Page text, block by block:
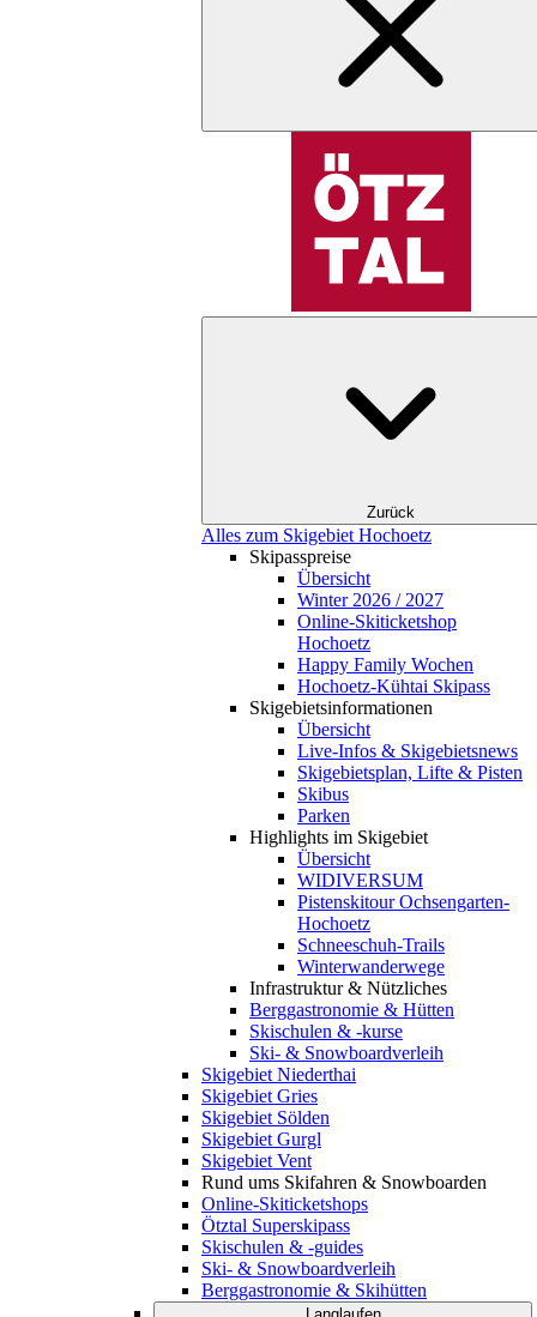
Zurück
Alles zum Skigebiet Hochoetz
Skipasspreise
Übersicht
Winter 2026 / 2027
Online-Skiticketshop
Hochoetz
Happy Family Wochen
Hochoetz-Kühtai Skipass
Skigebietsinformationen
Übersicht
Live-Infos & Skigebietsnews
Skigebietsplan, Lifte & Pisten
Skibus
Parken
Highlights im Skigebiet
Übersicht
WIDIVERSUM
Pistenskitour Ochsengarten-
Hochoetz
Schneeschuh-Trails
Winterwanderwege
Infrastruktur & Nützliches
Berggastronomie & Hütten
Skischulen & -kurse
Ski- & Snowboardverleih
Skigebiet Niederthai
Skigebiet Gries
Skigebiet Sölden
Skigebiet Gurgl
Skigebiet Vent
Rund ums Skifahren & Snowboarden
Online-Skiticketshops
Ötztal Superskipass
Skischulen & -guides
Ski- & Snowboardverleih
Berggastronomie & Skihütten